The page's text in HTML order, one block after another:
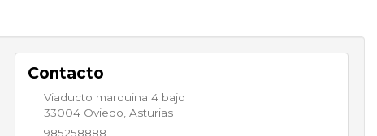
Contacto
Viaducto marquina 4 bajo
33004 Oviedo Asturias
985258888